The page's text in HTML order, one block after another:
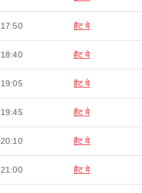
17:50 हैट ये
18:40 हैट ये
19:05 हैट ये
19:45 हैट ये
20:10 हैट ये
21:00 हैट ये